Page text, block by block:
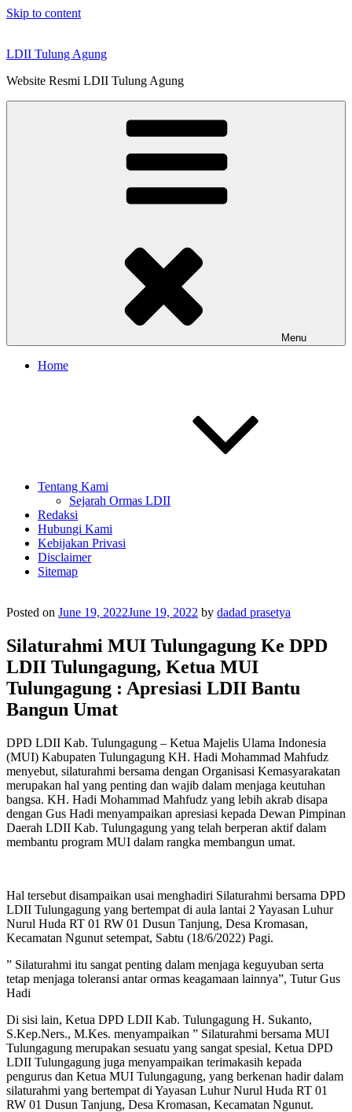
Skip to content
LDII Tulung Agung
Website Resmi LDII Tulung Agung
Menu
Home
Tentang Kami
Sejarah Ormas LDII
Redaksi
Hubungi Kami
Kebijakan Privasi
Disclaimer
Sitemap
Posted on June 19, 2022June 19, 2022 by dadad prasetya
Silaturahmi MUI Tulungagung Ke DPD
LDII Tulungagung, Ketua MUI
Tulungagung : Apresiasi LDII Bantu
Bangun Umat
DPD LDII Kab. Tulungagung – Ketua Majelis Ulama Indonesia
(MUI) Kabupaten Tulungagung KH. Hadi Mohammad Mahfudz
menyebut, silaturahmi bersama dengan Organisasi Kemasyarakatan
merupakan hal yang penting dan wajib dalam menjaga keutuhan
bangsa. KH. Hadi Mohammad Mahfudz yang lebih akrab disapa
dengan Gus Hadi menyampaikan apresiasi kepada Dewan Pimpinan
Daerah LDII Kab. Tulungagung yang telah berperan aktif dalam
membantu program MUI dalam rangka membangun umat.
Hal tersebut disampaikan usai menghadiri Silaturahmi bersama DPD
LDII Tulungagung yang bertempat di aula lantai 2 Yayasan Luhur
Nurul Huda RT 01 RW 01 Dusun Tanjung, Desa Kromasan,
Kecamatan Ngunut setempat, Sabtu (18/6/2022) Pagi.
” Silaturahmi itu sangat penting dalam menjaga keguyuban serta
tetap menjaga toleransi antar ormas keagamaan lainnya”, Tutur Gus
Hadi
Di sisi lain, Ketua DPD LDII Kab. Tulungagung H. Sukanto,
S.Kep.Ners., M.Kes. menyampaikan ” Silaturahmi bersama MUI
Tulungagung merupakan sesuatu yang sangat spesial, Ketua DPD
LDII Tulungagung juga menyampaikan terimakasih kepada
pengurus dan Ketua MUI Tulungagung, yang berkenan hadir dalam
silaturahmi yang bertempat di Yayasan Luhur Nurul Huda RT 01
RW 01 Dusun Tanjung, Desa Kromasan, Kecamatan Ngunut.